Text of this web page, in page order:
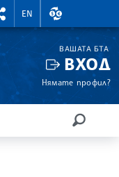
RIGHTMENU.SOCIAL
EN
ВАЛУТНИ
ВАШАТА БТА
ВХОД
Нямате профил?